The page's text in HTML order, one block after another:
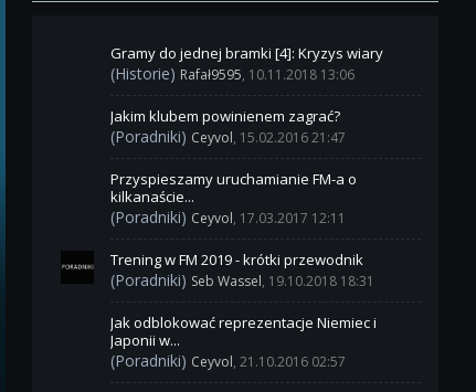
Gramy do jednej bramki [4]: Kryzys wiary
(Historie) Rafał9595, 10.11.2018 13:06
Jakim klubem powinienem zagrać?
(Poradniki) Ceyvol, 15.02.2016 21:47
Przyspieszamy uruchamianie FM-a o
kilkanaście...
(Poradniki) Ceyvol, 17.03.2017 12:11
Trening w FM 2019 - krótki przewodnik
(Poradniki) Seb Wassel, 19.10.2018 18:31
Jak odblokować reprezentacje Niemiec i
Japonii w...
(Poradniki) Ceyvol, 21.10.2016 02:57